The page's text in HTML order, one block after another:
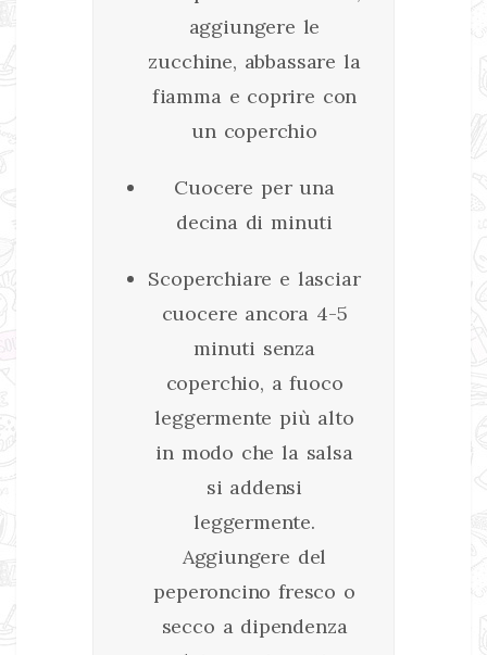
aggiungere le
zucchine, abbassare la
fiamma e coprire con
un coperchio
Cuocere per una
decina di minuti
Scoperchiare e lasciar
cuocere ancora 4-5
minuti senza
coperchio, a fuoco
leggermente più alto
in modo che la salsa
si addensi
leggermente.
Aggiungere del
peperoncino fresco o
secco a dipendenza